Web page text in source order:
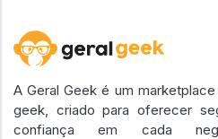
A Geral Geek é um
geek, criado para oferecer
confiança em cada